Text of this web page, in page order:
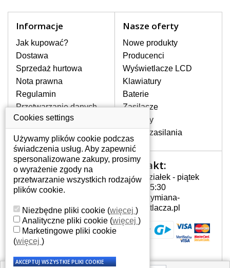
stronie internetowej ją znajdziesz za
pomocy wyszukiwarki. Wystarczy znać
model laptopa. Przy każdej klawiaturze
nie może brakować szczególowe zdjęcie
do aktualnego stanu naszego magazynu.
W JAKI SPOSÓB MOŻE SIĘ
PRZEJAWIAĆ USTERKA
Częstymi objawami są pomijanie liter
czy wyświetlanie innych liter oraz
dublowanie tych samych znaków. W
przypadku podlicia klawisze nie
powrócą do pierwotnej pozycji. Albo
też uszkodzenie mechaniczne, np.
JAK TO DZIAŁA?
Klawiatura składa się z kilku
warstw folii, z których przewodzą
przewodzące warstwy.
Informacje
Jak kupować?
Dostawa
Sprzedaż hurtowa
Nota prawna
Regulamin
Przetwarzanie danych
osobowych
Gdzie nas znajdziesz
Nasze oferty
Nowe produkty
Producenci
Wyświetlacze LCD
Klawiatury
Baterie
Zasilacze
Zawiasy
Złącza zasilania
Twoje konto
Twoje konto
Dane osobowe
Adresy
Historia zamówień
Kontakt:
Poniedziałek - piątek
7:00 - 15:30
info@wymiana-
wyswietlacza.pl
Cookies settings
Używamy plików cookie podczas
świadczenia usług. Aby zapewnić
spersonalizowane zakupy, prosimy
o wyrażenie zgody na
przetwarzanie wszystkich rodzajów
plików cookie.
Niezbędne pliki cookie (więcej )
Analityczne pliki cookie (więcej )
Marketingowe pliki cookie
(więcej )